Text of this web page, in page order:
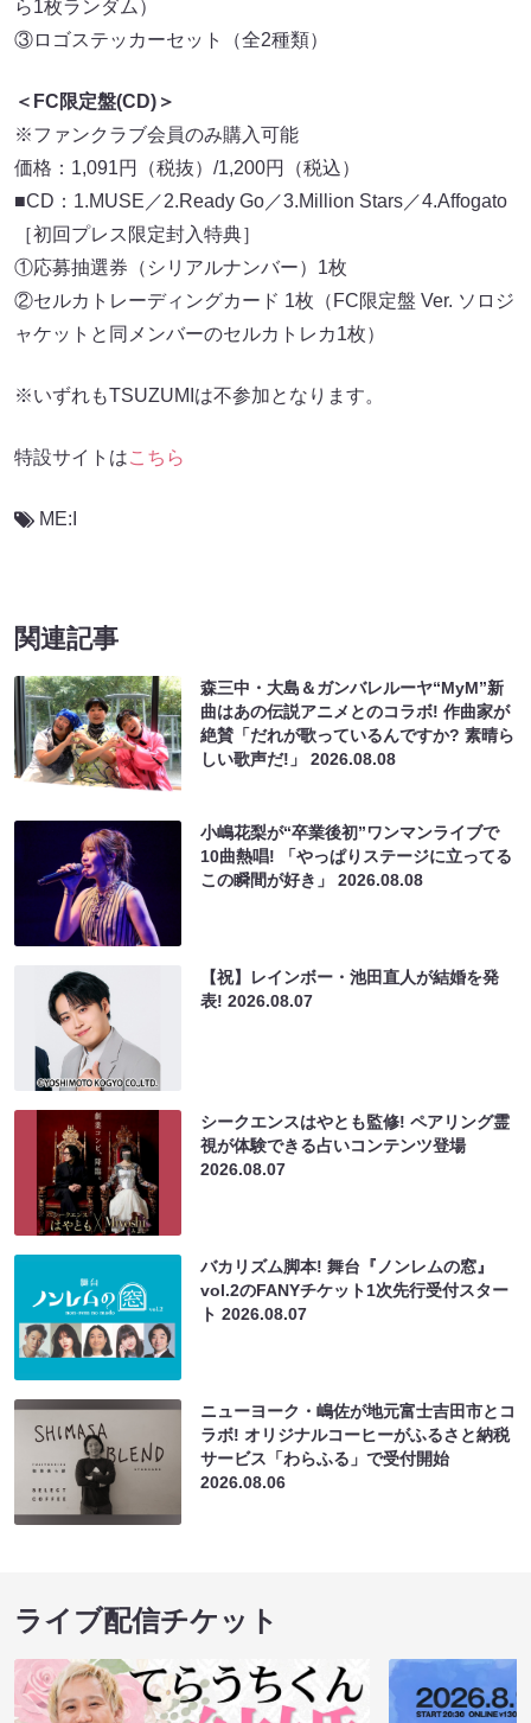
ら1枚ランダム）
③ロゴステッカーセット（全2種類）
＜FC限定盤(CD)＞
※ファンクラブ会員のみ購入可能
価格：1,091円（税抜）/1,200円（税込）
■CD：1.MUSE／2.Ready Go／3.Million Stars／4.Affogato
［初回プレス限定封入特典］
①応募抽選券（シリアルナンバー）1枚
②セルカトレーディングカード 1枚（FC限定盤 Ver. ソロジ
ャケットと同メンバーのセルカトレカ1枚）
※いずれもTSUZUMIは不参加となります。
特設サイトはこちら
ME:I
関連記事
森三中・大島＆ガンバレルーヤ“MyM”新
曲はあの伝説アニメとのコラボ! 作曲家が
絶賛「だれが歌っているんですか? 素晴ら
しい歌声だ!」2026.08.08
小嶋花梨が“卒業後初”ワンマンライブで
10曲熱唱! 「やっぱりステージに立ってる
この瞬間が好き」2026.08.08
【祝】レインボー・池田直人が結婚を発
表!2026.08.07
シークエンスはやとも監修! ペアリング霊
視が体験できる占いコンテンツ登場
2026.08.07
バカリズム脚本! 舞台『ノンレムの窓』
vol.2のFANYチケット1次先行受付スター
ト2026.08.07
ニューヨーク・嶋佐が地元富士吉田市とコ
ラボ! オリジナルコーヒーがふるさと納税
サービス「わらふる」で受付開始
2026.08.06
ライブ配信チケット